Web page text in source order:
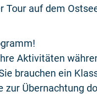
Tour auf dem
Aktivitäten
brauchen ein
zur Übernachtung